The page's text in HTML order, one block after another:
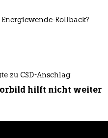
Rollback?
zu CSD-Anschlag
hilft nicht weiter